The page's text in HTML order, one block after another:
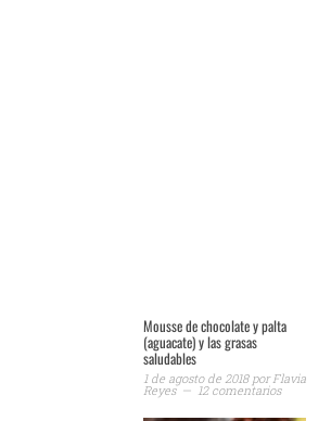
Mousse de chocolate y palta
(aguacate) y las grasas
saludables
1 de agosto de 2018porFlavia
Reyes 12 comentarios